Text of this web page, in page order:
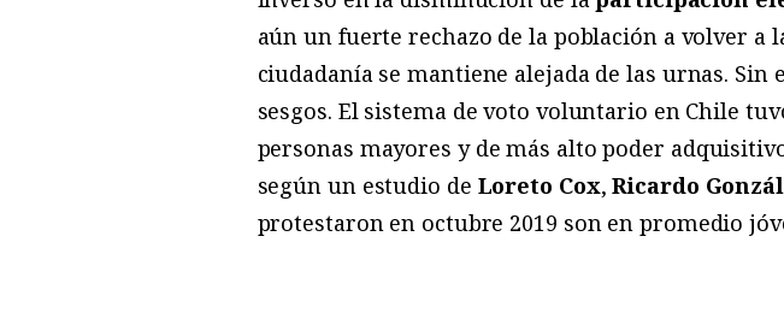
aún un fuerte rechazo de la población a volver a
ciudadanía se mantiene alejada de las urnas.
sesgos. El sistema de voto voluntario en Chile
personas mayores y de más alto poder
según un estudio de Loreto Cox,Ricardo
protestaron en octubre 2019 son en promedio